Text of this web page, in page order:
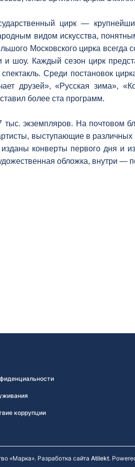
цирк —
видом искусства,
Московского цирка всегда
и шоу. Каждый сезон цирк
Среди постановок
друзей», «Русская зима»,
более ста программ.
тыс. экземпляров. На почтовом
выступающие в
изданы конверты первого дня и
обложка, внутри —
коррупции
«Марка». Разработка сайта Atilekt.